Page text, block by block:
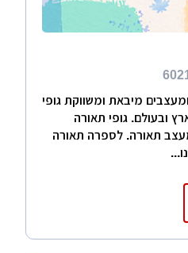
מיבאת ומשווקת גופי
ובעולם. גופי תאורה
מעצב תאורה. לספרה תאורה